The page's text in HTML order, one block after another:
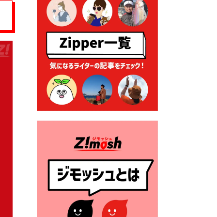
明書の添付省略について
2026年7月9日 廃食用油の回
収
2026年7月7日 「おゆずりコ
ーナー」について
2026年7月1日 豊前市民プール
一般開放
（令和８年４月１日施行）
格改定
2026年6月23日 公告一覧（市
内業者対象）を更新しまし